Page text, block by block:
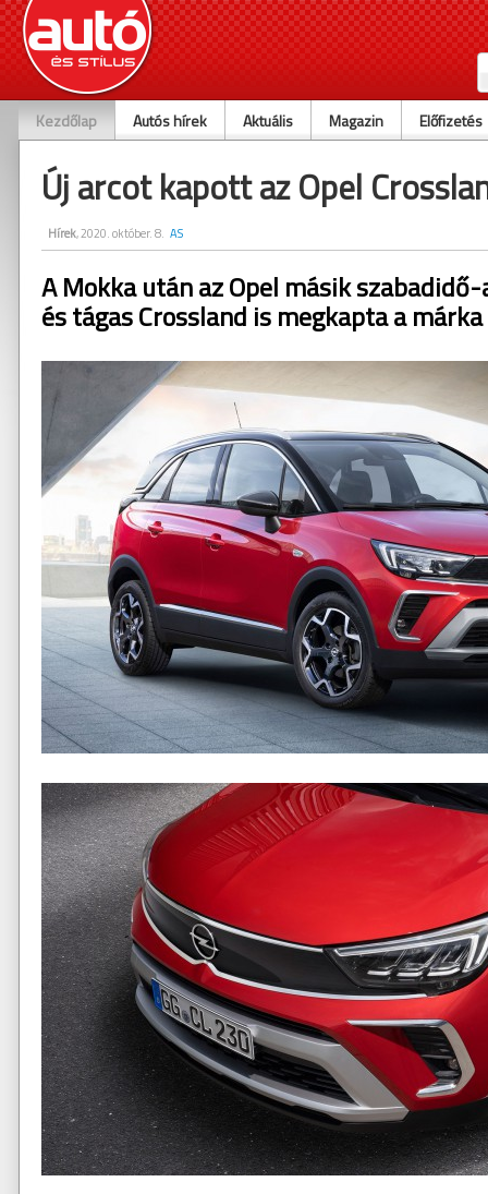
Kezdőlap Autós hírek Aktuális Magazin Előfizetés
Új arcot kapott az Opel
Hírek, 2020. október. 8. AS
A Mokka után az Opel másik
és tágas Crossland is megkapta a